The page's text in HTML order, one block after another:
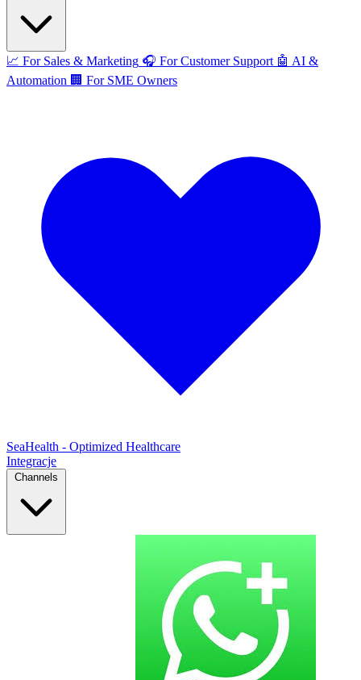
📈 For Sales & Marketing 🎧 For Customer Support 🤖 AI &
Automation 🏢 For SME Owners
SeaHealth - Optimized Healthcare
Integracje
Channels